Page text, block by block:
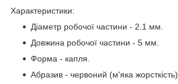
Характеристики:
Діаметр робочої частини - 2.1 мм.
Довжина робочої частини - 5 мм.
Форма - капля.
Абразив - червоний (м'яка жорсткість).